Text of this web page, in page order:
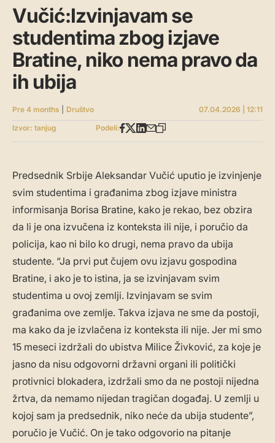
Vučić:Izvinjavam se
studentima zbog izjave
Bratine, niko nema pravo da
ih ubija
Pre 4 months Društvo
07.04.2026 | 12:11
Izvor: tanjug
Podeli:
Predsednik Srbije Aleksandar Vučić uputio je izvinjenje
svim studentima i građanima zbog izjave ministra
informisanja Borisa Bratine, kako je rekao, bez obzira
da li je ona izvučena iz konteksta ili nije, i poručio da
policija, kao ni bilo ko drugi, nema pravo da ubija
studente. “Ja prvi put čujem ovu izjavu gospodina
Bratine, i ako je to istina, ja se izvinjavam svim
studentima u ovoj zemlji. Izvinjavam se svim
građanima ove zemlje. Takva izjava ne sme da postoji,
ma kako da je izvlačena iz konteksta ili nije. Jer mi smo
15 meseci izdržali do ubistva Milice Živković, za koje je
jasno da nisu odgovorni državni organi ili politički
protivnici blokadera, izdržali smo da ne postoji nijedna
žrtva, da nemamo nijedan tragičan događaj. U zemlji u
kojoj sam ja predsednik, niko neće da ubija studente”,
poručio je Vučić. On je tako odgovorio na pitanje